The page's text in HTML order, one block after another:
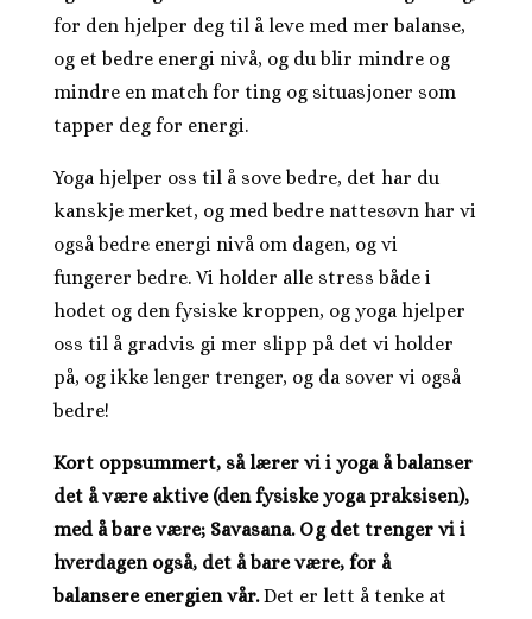
for den hjelper deg til å leve med mer balanse,
og et bedre energi nivå, og du blir mindre og
mindre en match for ting og situasjoner som
tapper deg for energi.
Yoga hjelper oss til å sove bedre, det har du
kanskje merket, og med bedre nattesøvn har vi
også bedre energi nivå om dagen, og vi
fungerer bedre. Vi holder alle stress både i
hodet og den fysiske kroppen, og yoga hjelper
oss til å gradvis gi mer slipp på det vi holder
på, og ikke lenger trenger, og da sover vi også
bedre!
Kort oppsummert, så lærer vi i yoga å balanser
det å være aktive (den fysiske yoga praksisen),
med å bare være; Savasana. Og det trenger vi i
hverdagen også, det å bare være, for å
balansere energien vår.Det er lett å tenke at